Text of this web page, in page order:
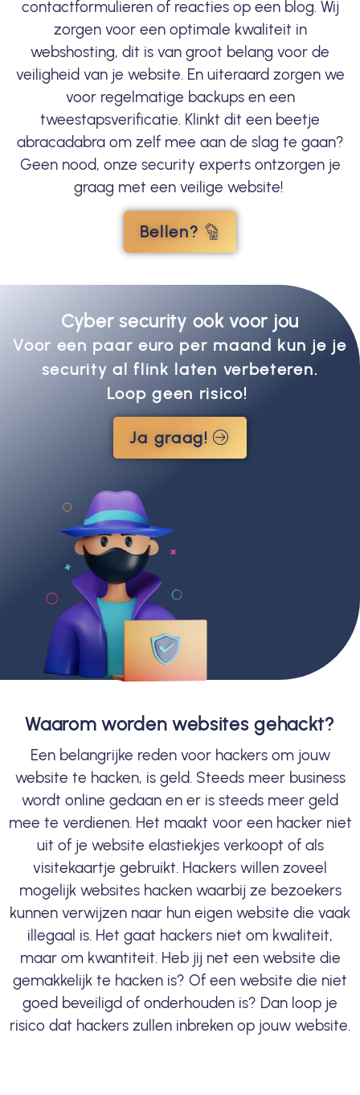
contactformulieren of reacties op een blog. Wij
zorgen voor een optimale kwaliteit in
webshosting, dit is van groot belang voor de
veiligheid van je website. En uiteraard zorgen we
voor regelmatige backups en een
tweestapsverificatie. Klinkt dit een beetje
abracadabra om zelf mee aan de slag te gaan?
Geen nood, onze security experts ontzorgen je
graag met een veilige website!
Bellen?
Cyber security ook voor jou
Voor een paar euro per maand kun je je
security al flink laten verbeteren.
Loop geen risico!
Ja graag!
Waarom worden websites gehackt?
Een belangrijke reden voor hackers om jouw
website te hacken, is geld. Steeds meer business
wordt online gedaan en er is steeds meer geld
mee te verdienen. Het maakt voor een hacker niet
uit of je website elastiekjes verkoopt of als
visitekaartje gebruikt. Hackers willen zoveel
mogelijk websites hacken waarbij ze bezoekers
kunnen verwijzen naar hun eigen website die vaak
illegaal is. Het gaat hackers niet om kwaliteit,
maar om kwantiteit. Heb jij net een website die
gemakkelijk te hacken is? Of een website die niet
goed beveiligd of onderhouden is? Dan loop je
risico dat hackers zullen inbreken op jouw website.